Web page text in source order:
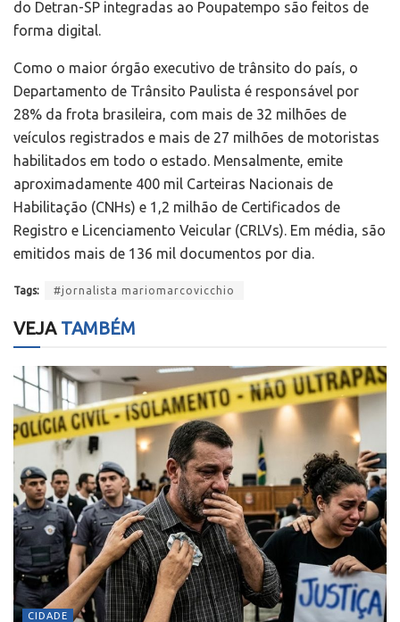
do Detran-SP integradas ao Poupatempo são feitos de
forma digital.
Como o maior órgão executivo de trânsito do país, o
Departamento de Trânsito Paulista é responsável por
28% da frota brasileira, com mais de 32 milhões de
veículos registrados e mais de 27 milhões de motoristas
habilitados em todo o estado. Mensalmente, emite
aproximadamente 400 mil Carteiras Nacionais de
Habilitação (CNHs) e 1,2 milhão de Certificados de
Registro e Licenciamento Veicular (CRLVs). Em média, são
emitidos mais de 136 mil documentos por dia.
Tags: #jornalista mariomarcovicchio
VEJATAMBÉM
CIDADE